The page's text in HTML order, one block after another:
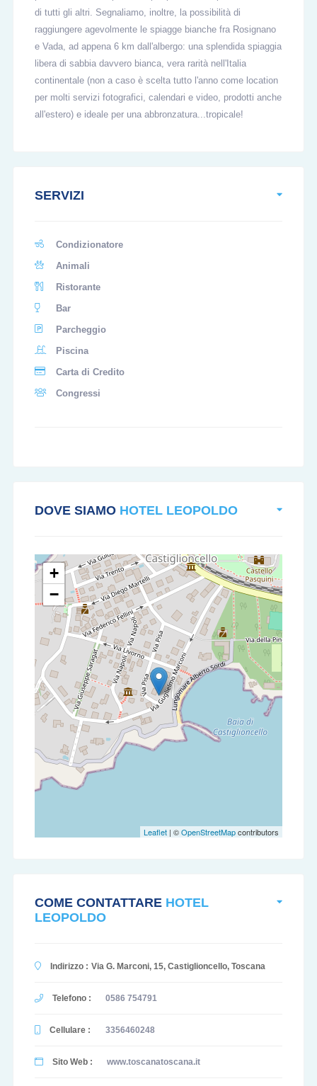
di tutti gli altri. Segnaliamo, inoltre, la possibilità di
raggiungere agevolmente le spiagge bianche fra Rosignano
e Vada, ad appena 6 km dall'albergo: una splendida spiaggia
libera di sabbia davvero bianca, vera rarità nell'Italia
continentale (non a caso è scelta tutto l'anno come location
per molti servizi fotografici, calendari e video, prodotti anche
all'estero) e ideale per una abbronzatura...tropicale!
SERVIZI
Condizionatore
Animali
Ristorante
Bar
Parcheggio
Piscina
Carta di Credito
Congressi
DOVE SIAMO HOTEL LEOPOLDO
+
−
Leaflet | ©OpenStreetMapcontributors
COME CONTATTARE HOTEL
LEOPOLDO
Indirizzo : Via G. Marconi, 15, Castiglioncello, Toscana
Telefono : 0586 754791
Cellulare : 3356460248
Sito Web : www.toscanatoscana.it